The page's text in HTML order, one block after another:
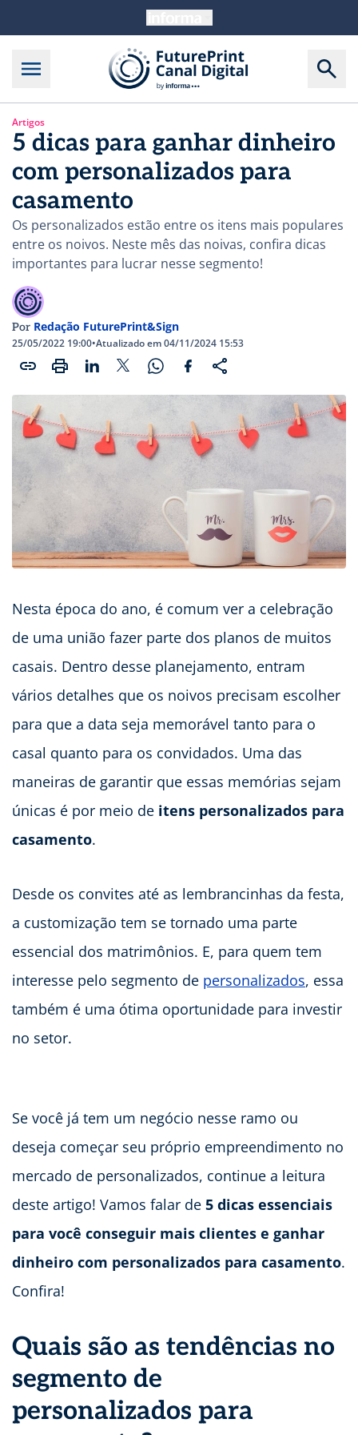
Artigos
5 dicas para ganhar dinheiro
com personalizados para
casamento
Os personalizados estão entre os itens mais populares
entre os noivos. Neste mês das noivas, confira dicas
importantes para lucrar nesse segmento!
Por Redação FuturePrint&Sign
25/05/2022 19:00•Atualizado em 04/11/2024 15:53
Nesta época do ano, é comum ver a celebração
de uma união fazer parte dos planos de muitos
casais. Dentro desse planejamento, entram
vários detalhes que os noivos precisam escolher
para que a data seja memorável tanto para o
casal quanto para os convidados. Uma das
maneiras de garantir que essas memórias sejam
únicas é por meio de itens personalizados para
casamento.
Desde os convites até as lembrancinhas da festa,
a customização tem se tornado uma parte
essencial dos matrimônios. E, para quem tem
interesse pelo segmento de personalizados, essa
também é uma ótima oportunidade para investir
no setor.
Se você já tem um negócio nesse ramo ou
deseja começar seu próprio empreendimento no
mercado de personalizados, continue a leitura
deste artigo! Vamos falar de 5 dicas essenciais
para você conseguir mais clientes e ganhar
dinheiro com personalizados para casamento.
Confira!
Quais são as tendências no
segmento de
personalizados para